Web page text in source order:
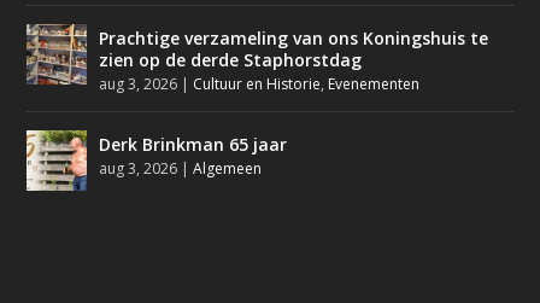
Prachtige verzameling van ons Koningshuis te
zien op de derde Staphorstdag
aug 3, 2026 | Cultuur en Historie, Evenementen
Derk Brinkman 65 jaar
aug 3, 2026 |Algemeen